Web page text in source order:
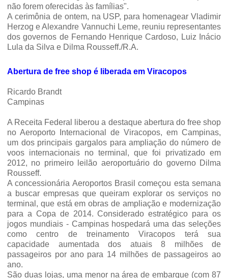
não forem oferecidas às famílias".
A cerimônia de ontem, na USP, para homenagear Vladimir
Herzog e Alexandre Vannuchi Leme, reuniu representantes
dos governos de Fernando Hen­rique Cardoso, Luiz Inácio
Lula da Silva e Dilma Rousseff./R.A.
Abertura de free shop é liberada em Viracopos
Ricardo Brandt
Campinas
A Receita Federal liberou a destaque abertura do free shop
no Aeroporto Internacional de Viracopos, em Campinas,
um dos principais gargalos para ampliação do número de
voos internacionais no terminal, que foi privatizado em
2012, no primeiro leilão aeroportuário do governo Dilma
Rousseff.
A concessionária Aeroportos Brasil começou esta semana
a buscar empresas que queiram explorar os serviços no
terminal, que está em obras de ampliação e modernização
para a Copa de 2014. Considerado estratégico para os
jogos mundiais - Campinas hospedará uma das seleções
como centro de treinamento Viracopos terá sua
capacidade aumentada dos atuais 8 milhões de
passageiros por ano para 14 milhões de passageiros ao
ano.
São duas lojas, uma menor na área de embarque (com 87